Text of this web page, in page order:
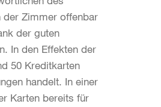
der Zimmer offenbar
der guten
In den Effekten der
50 Kreditkarten
handelt. In einer
Karten bereits für